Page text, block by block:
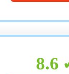
8.6